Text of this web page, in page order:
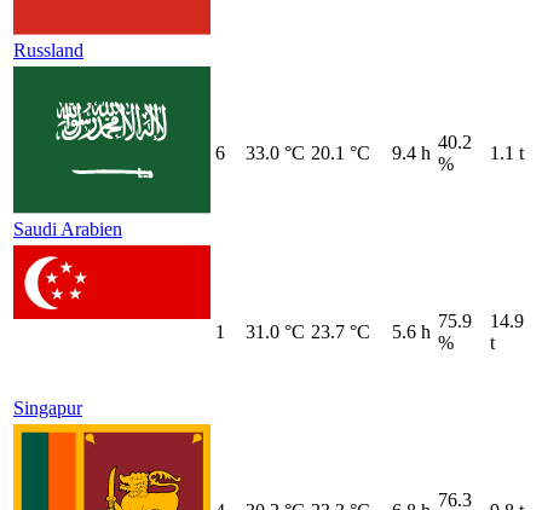
Russland
Saudi Arabien
6 33.0 °C 20.1 °C 9.4 h
40.2
%
1.1 t
Singapur
1 31.0 °C 23.7 °C 5.6 h
75.9
%
14.9
t
76.3